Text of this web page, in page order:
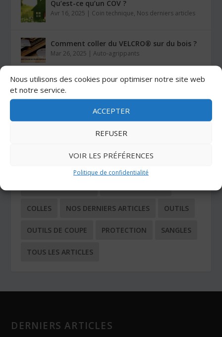
Nous utilisons des cookies pour optimiser notre site web
et notre service.
ACCEPTER
REFUSER
VOIR LES PRÉFÉRENCES
Politique de confidentialité
Qu’est-ce qu’un COV ?
Avr 16, 2025 | Coin technique, Nos derniers articles
Comment coller du VELCRO® sur du bois ?
Mar 26, 2025 |Auto-agrippants
Les colles Stratogrip X15 et X25
Jan 27, 2025
COLLES NOS DERNIERS ARTICLES OUTILS
OUTILS DE COUPE PROTECTION SANGLES
TOUS LES ARTICLES
DERNIERS ARTICLES